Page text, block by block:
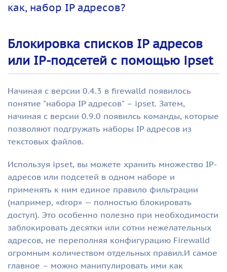
как, набор IP адресов?
Блокировка списков IP адресов
или IP-подсетей с помощью ipset
Начиная с версии 0.4.3 в firewalld появилось
понятие "набора IP адресов" – ipset. Затем,
начиная с версии 0.9.0 появилсь команды, которые
позволяют подгружать наборы IP адресов из
текстовых файлов.
Используя ipset, вы можете хранить множество IP-
адресов или подсетей в одном наборе и
применять к ним единое правило фильтрации
(например, «drop» — полностью блокировать
доступ). Это особенно полезно при необходимости
заблокировать десятки или сотни нежелательных
адресов, не переполняя конфигурацию Firewalld
огромным количеством отдельных правил.И самое
главное – можно манипулировать ими как